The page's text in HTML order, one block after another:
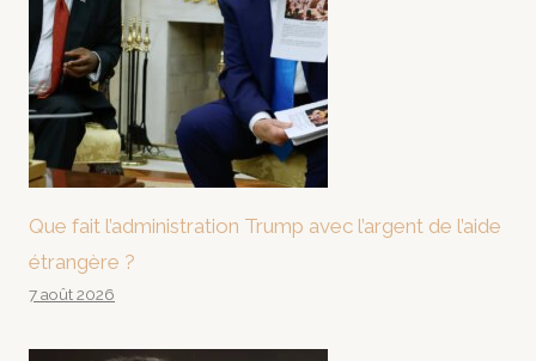
Que fait l’administration Trump avec l’argent de l’aide
étrangère ?
7 août 2026